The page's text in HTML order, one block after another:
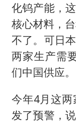
化钨产能，
核心材料，
不了。可日
两家生产需
们中国供应。
今年4月这
发了预警，